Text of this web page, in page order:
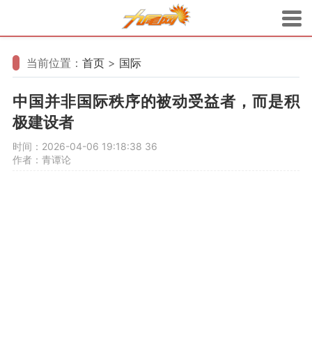
当前位置： 首页 > 国际
中国并非国际秩序的被动受益者，而是积
极建设者
时间：2026-04-06 19:18:38 36
作者：青谭论